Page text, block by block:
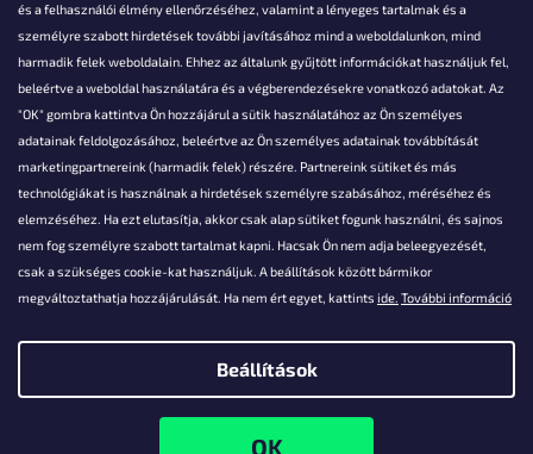
és a felhasználói élmény ellenőrzéséhez, valamint a lényeges tartalmak és a
személyre szabott hirdetések további javításához mind a weboldalunkon, mind
harmadik felek weboldalain. Ehhez az általunk gyűjtött információkat használjuk fel,
beleértve a weboldal használatára és a végberendezésekre vonatkozó adatokat. Az
"OK" gombra kattintva Ön hozzájárul a sütik használatához az Ön személyes
adatainak feldolgozásához, beleértve az Ön személyes adatainak továbbítását
marketingpartnereink (harmadik felek) részére. Partnereink sütiket és más
technológiákat is használnak a hirdetések személyre szabásához, méréséhez és
elemzéséhez. Ha ezt elutasítja, akkor csak alap sütiket fogunk használni, és sajnos
nem fog személyre szabott tartalmat kapni. Hacsak Ön nem adja beleegyezését,
csak a szükséges cookie-kat használjuk. A beállítások között bármikor
megváltoztathatja hozzájárulását. Ha nem ért egyet, kattints ide. További információ
Beállítások
Akarsz kérdezni valamit?
info@falanzo.hu